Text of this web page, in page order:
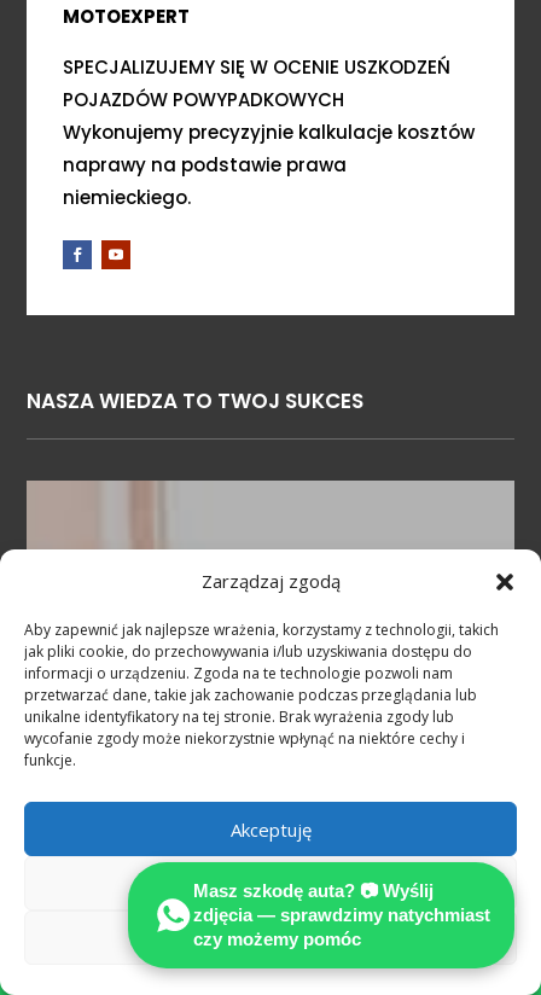
Zarządzaj zgodą
Aby zapewnić jak najlepsze wrażenia, korzystamy z technologii, takich
jak pliki cookie, do przechowywania i/lub uzyskiwania dostępu do
informacji o urządzeniu. Zgoda na te technologie pozwoli nam
przetwarzać dane, takie jak zachowanie podczas przeglądania lub
unikalne identyfikatory na tej stronie. Brak wyrażenia zgody lub
wycofanie zgody może niekorzystnie wpłynąć na niektóre cechy i
funkcje.
Akceptuję
Odmów
Zobacz preferencje
MOTOEXPERT
SPECJALIZUJEMY SIĘ W OCENIE USZKODZEŃ
POJAZDÓW POWYPADKOWYCH
Wykonujemy precyzyjnie kalkulacje kosztów
naprawy na podstawie prawa
niemieckiego.
NASZA WIEDZA TO TWOJ SUKCES
Odszkodowanie po wypadku a
rzetelna ekspertyza techniczna
Rzeczoznawca
samochodowy Niemcy
— pomoc po polsku
po wypadku w
Miałeś niezawiniony wypadek w
całych Niemczech?MOTOEXPERT
— niezależni rzeczoznawcy
samochodowi:25+ lat
doświadczenia, 25 000+
wykonanych opinii. Oględziny na

Masz szkodę auta? 📷 Wyślij
zdjęcia — sprawdzimy natychmiast
czy możemy pomóc